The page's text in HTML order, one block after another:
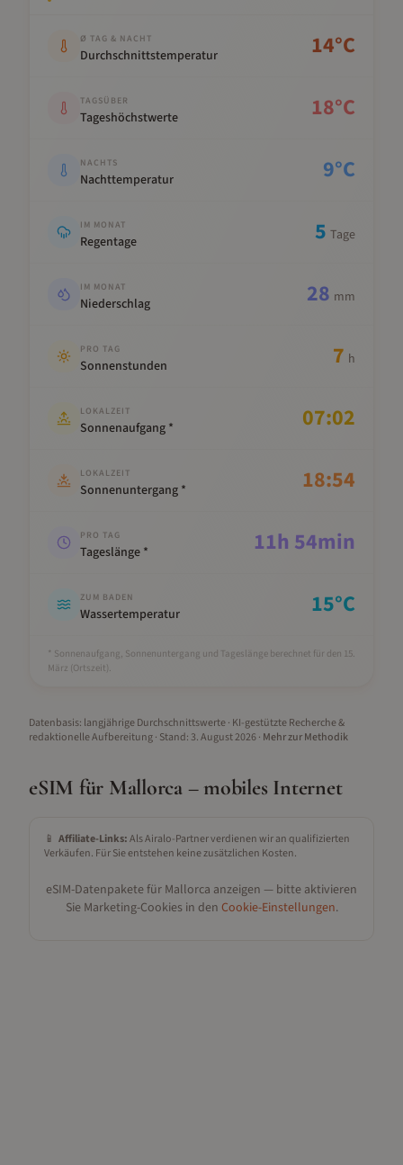
Ø TAG & NACHT
Durchschnittstemperatur 14°C
TAGSÜBER
Tageshöchstwerte 18°C
NACHTS
Nachttemperatur 9°C
IM MONAT
Regentage 5 Tage
IM MONAT
Niederschlag 28 mm
PRO TAG
Sonnenstunden 7 h
LOKALZEIT
Sonnenaufgang * 07:02
LOKALZEIT
Sonnenuntergang * 18:54
PRO TAG
Tageslänge * 11h 54min
ZUM BADEN
Wassertemperatur 15°C
* Sonnenaufgang, Sonnenuntergang und Tageslänge berechnet für den 15.
März (Ortszeit).
Datenbasis: langjährige Durchschnittswerte · KI-gestützte Recherche &
redaktionelle Aufbereitung· Stand: 3. August 2026· Mehr zur Methodik
eSIM für Mallorca– mobiles Internet
📱 Affiliate-Links:Als Airalo-Partner verdienen wir an qualifizierten
Verkäufen. Für Sie entstehen keine zusätzlichen Kosten.
eSIM-Datenpakete für Mallorca anzeigen — bitte aktivieren
Sie Marketing-Cookies in den Cookie-Einstellungen.